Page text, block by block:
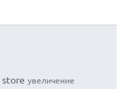
store увеличение